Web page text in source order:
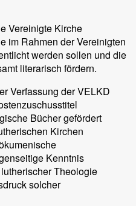
Vereinigte Kirche
im Rahmen der Vereinigten
werden sollen und die
literarisch fördern.
Verfassung der VELKD
Bücher gefördert
Kirchen
Kenntnis
Theologie
solcher